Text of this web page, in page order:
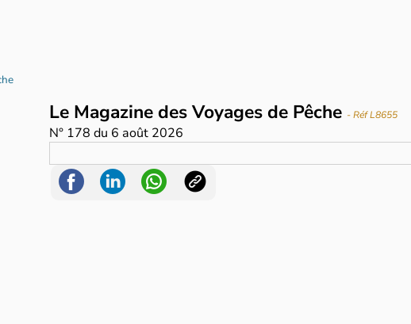
Le Magazine des Voyages de Pêche - Réf L8655
N° 178 du 6 août 2026